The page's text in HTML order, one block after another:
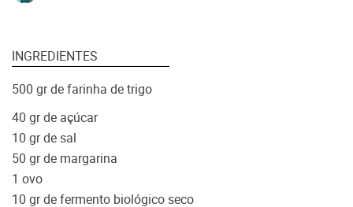
INGREDIENTES
500 gr de farinha de trigo
40 gr de açúcar
10 gr de sal
50 gr de margarina
1 ovo
10 gr de fermento biológico seco